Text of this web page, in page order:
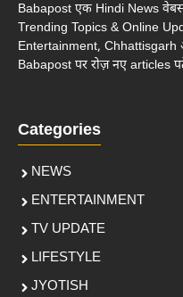
Babapost एक Hindi News
Trending Topics & Online
Entertainment,
Babapost पर रोज़ नए articles
Categories
NEWS
ENTERTAINMENT
TV UPDATE
LIFESTYLE
JYOTISH